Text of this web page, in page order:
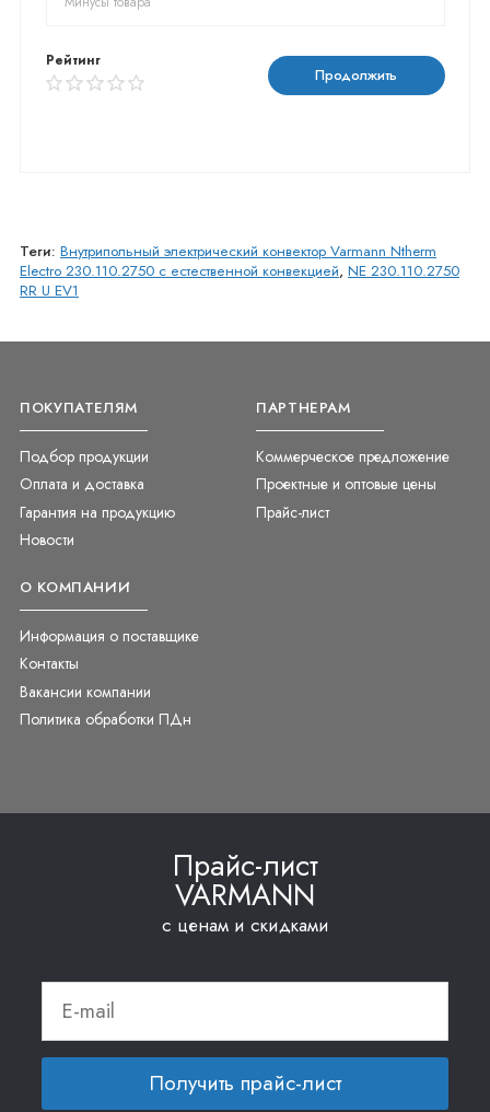
Рейтинг
Продолжить
Теги: Внутрипольный электрический конвектор Varmann Ntherm
Electro 230.110.2750 с естественной конвекцией, NE 230.110.2750
RR U EV1
ПОКУПАТЕЛЯМ
Подбор продукции
Оплата и доставка
Гарантия на продукцию
Новости
ПАРТНЕРАМ
Коммерческое предложение
Проектные и оптовые цены
Прайс-лист
О КОМПАНИИ
Информация о поставщике
Контакты
Вакансии компании
Политика обработки ПДн
Прайс-лист
VARMANN
с ценам и скидками
Получить прайс-лист